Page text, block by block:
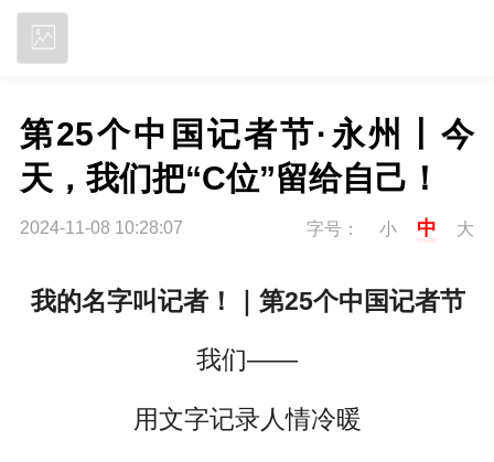
第25个中国记者节·永州丨今
天，我们把“C位”留给自己！
2024-11-08 10:28:07 字号： 小 中 大
我的名字叫记者！｜第25个中国记者节
我们——
用文字记录人情冷暖